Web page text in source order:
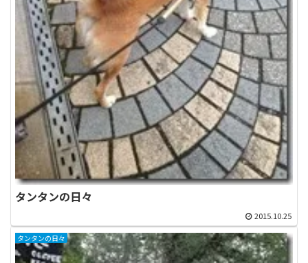
タンタンの日々
2015.10.25
タンタンの日々